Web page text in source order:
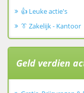
👍 Leuke actie's
👔 Zakelijk - Kantoor
Geld verdien